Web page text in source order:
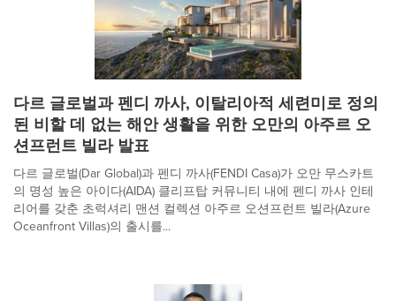
다르 글로벌과 펜디 까사, 이탈리아적 세련미로 정의
된 비할 데 없는 해안 생활을 위한 오만의 아주르 오
션프런트 빌라 발표
다르 글로벌(Dar Global)과 펜디 까사(FENDI Casa)가 오만 무스카트
의 명성 높은 아이다(AIDA) 클리프탑 커뮤니티 내에 펜디 까사 인테
리어를 갖춘 초럭셔리 맨션 컬렉션 아주르 오션프런트 빌라(Azure
Oceanfront Villas)의 출시를...